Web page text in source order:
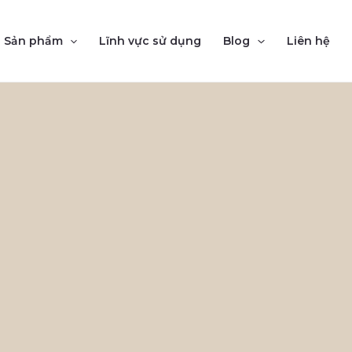
Sản phẩm Lĩnh vực sử dụng Blog Liên hệ